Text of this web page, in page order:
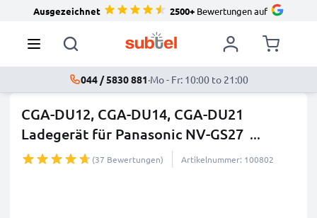
Ausgezeichnet 2500+Bewertungen auf
044 / 5830 881·Mo - Fr: 10:00 to 21:00
CGA-DU12, CGA-DU14, CGA-DU21
Ladegerät für Panasonic NV-GS27 ...
mehr
(37 Bewertungen) Artikelnummer: 100802